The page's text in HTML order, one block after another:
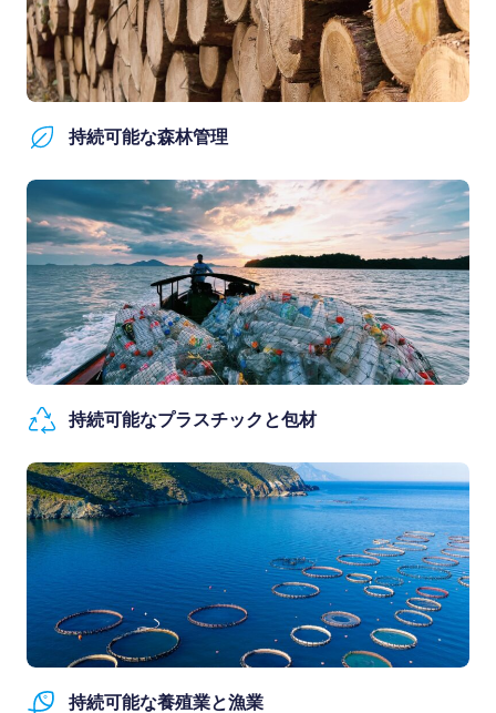
持続可能な森林管理
持続可能なプラスチックと包材
持続可能な養殖業と漁業